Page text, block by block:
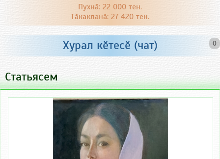
Пухнӑ: 22 000 тен.
Тӑкакланӑ: 27 420 тен.
0
Хурал кӗтесӗ (чат)
Статьясем